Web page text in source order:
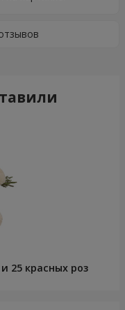
25 красных роз